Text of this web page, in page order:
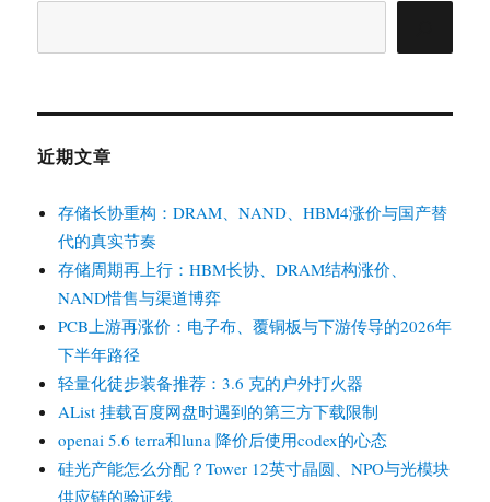
近期文章
存储长协重构：DRAM、NAND、HBM4涨价与国产替
代的真实节奏
存储周期再上行：HBM长协、DRAM结构涨价、
NAND惜售与渠道博弈
PCB上游再涨价：电子布、覆铜板与下游传导的2026年
下半年路径
轻量化徒步装备推荐：3.6 克的户外打火器
AList 挂载百度网盘时遇到的第三方下载限制
openai 5.6 terra和luna 降价后使用codex的心态
硅光产能怎么分配？Tower 12英寸晶圆、NPO与光模块
供应链的验证线